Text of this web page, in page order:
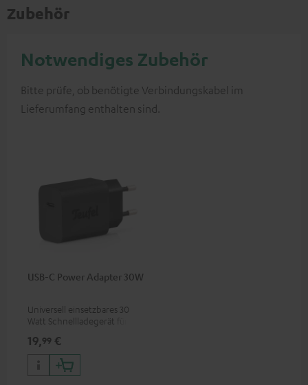
Zubehör
Notwendiges Zubehör
Bitte prüfe, ob benötigte Verbindungskabel im
Lieferumfang enthalten sind.
USB-C Power Adapter 30W
Universell einsetzbares 30
Watt Schnellladegerät für
Apple iPhones, Android
Smartphones, Tablets und
Geräte mit USB-C-Anschluss
19,99 €